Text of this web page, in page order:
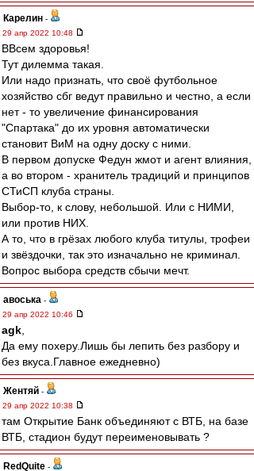
Карелин -
29 апр 2022 10:48
ВВсем здоровья!
Тут дилемма такая.
Или надо признать, что своё футбольное
хозяйство сбг ведут правильно и честно, а если
нет - то увеличение финансирования
"Спартака" до их уровня автоматически
становит ВиМ на одну доску с ними.
В первом допуске Федун жмот и агент влияния,
а во втором - хранитель традиций и принципов
СТиСП клуба страны.
Выбор-то, к слову, небольшой. Или с НИМИ,
или против НИХ.
А то, что в грёзах любого клуба титулы, трофеи
и звёздочки, так это изначально не криминал.
Вопрос выбора средств сбычи мечт.
авоська -
29 апр 2022 10:46
agk
Да ему похеру.Лишь бы лепить без разбору и
без вкуса.Главное ежедневно)
Жентяй -
29 апр 2022 10:38
там Открытие Банк объединяют с ВТБ, на базе
ВТБ, стадион будут переименовывать ?
RedQuite -